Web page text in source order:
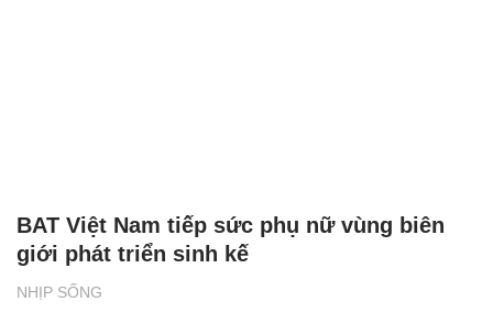
NHỊP SỐNG
BAT Việt Nam tiếp sức phụ nữ vùng biên
giới phát triển sinh kế